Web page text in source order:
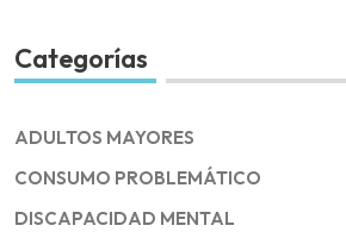
Categorías
ADULTOS MAYORES
CONSUMO PROBLEMÁTICO
DISCAPACIDAD MENTAL